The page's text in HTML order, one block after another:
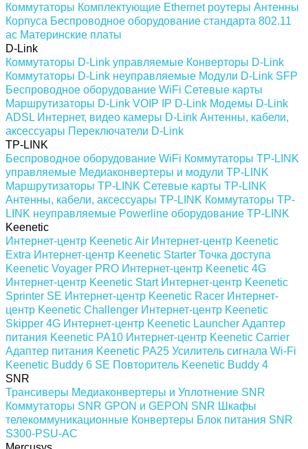
Коммутаторы Комплектующие Ethernet роутеры Антенны
Корпуса Беспроводное оборудование стандарта 802.11
ас Материнские платы
D-Link
Коммутаторы D-Link управляемые Конверторы D-Link
Коммутаторы D-Link неуправляемые Модули D-Link SFP
Беспроводное оборудование WiFi Сетевые карты
Маршрутизаторы D-Link VOIP IP D-Link Модемы D-Link
ADSL Интернет, видео камеры D-Link Антенны, кабели,
аксессуары Переключатели D-Link
TP-LINK
Беспроводное оборудование WiFi Коммутаторы TP-LINK
управляемые Медиаконвертеры и модули TP-LINK
Маршрутизаторы TP-LINK Сетевые карты TP-LINK
Антенны, кабели, аксессуары TP-LINK Коммутаторы TP-
LINK неуправляемые Powerline оборудование TP-LINK
Keenetic
Интернет-центр Keenetic Air Интернет-центр Keenetic
Extra Интернет-центр Keenetic Starter Точка доступа
Keenetic Voyager PRO Интернет-центр Keenetic 4G
Интернет-центр Keenetic Start Интернет-центр Keenetic
Sprinter SE Интернет-центр Keenetic Racer Интернет-
центр Keenetic Challenger Интернет-центр Keenetic
Skipper 4G Интернет-центр Keenetic Launcher Адаптер
питания Keenetic PA10 Интернет-центр Keenetic Carrier
Адаптер питания Keenetic PA25 Усилитель сигнала Wi-Fi
Keenetic Buddy 6 SE Повторитель Keenetic Buddy 4
SNR
Трансиверы Медиаконвертеры и Уплотнение SNR
Коммутаторы SNR GPON и GEPON SNR Шкафы
телекоммуникационные Конвертеры Блок питания SNR
S300-PSU-AC